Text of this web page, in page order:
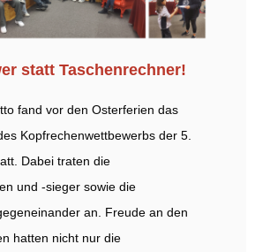
statt Taschenrechner!
fand vor den Osterferien das
Kopfrechenwettbewerbs der 5.
Dabei traten die
und -sieger sowie die
an. Freude an den
hatten nicht nur die